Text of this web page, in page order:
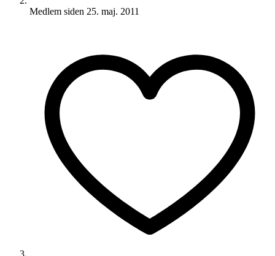
Medlem siden 25. maj. 2011